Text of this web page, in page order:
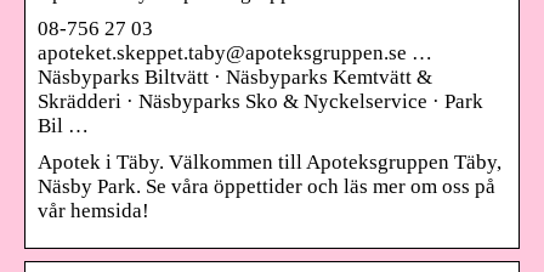
08-756 27 03
apoteket.skeppet.taby@apoteksgruppen.se …
Näsbyparks Biltvätt · Näsbyparks Kemtvätt &
Skrädderi · Näsbyparks Sko & Nyckelservice · Park
Bil …
Apotek i Täby. Välkommen till Apoteksgruppen Täby,
Näsby Park. Se våra öppettider och läs mer om oss på
vår hemsida!